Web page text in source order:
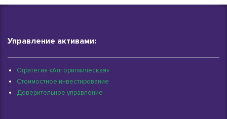
Управление активами:
Стратегия «Алгоритмическая»
Стоимостное инвестирование
Доверительное управление